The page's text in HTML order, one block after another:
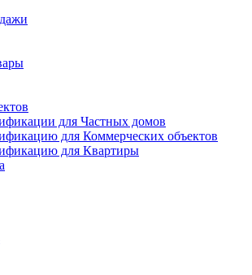
для Частных домов
для Коммерческих объектов
для Квартиры